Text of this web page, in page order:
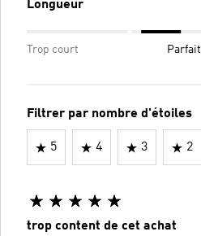
Longueur
Trop court Parfait
Filtrer par nombre d'étoiles
5 4 3 2
trop content de cet achat